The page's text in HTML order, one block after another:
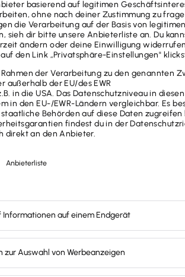
oder einer Schenkung. Aber auch
und Pflichten können in
auf verschiedene Art bedacht
ob du das Erbe annimmst
du dich, das Erbe
In Bezug auf die
(Anzeige der Erbschaft) und
Finanzamt berechnet die
wie du mit dem oder
die vom Steuerwert des Erbes
noch zu versteuerndes
des verbleibenden Vermögens